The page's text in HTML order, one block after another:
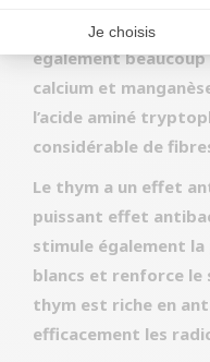
qu’il contient. En
également
calcium et
l’acide aminé
considérable de
Le thym a un effet
puissant effet
stimule également
blancs et renforce le
thym est riche en
efficacement les